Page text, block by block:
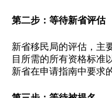
第二步：等待新省评估
新省移民局的评估，主
目所需的所有资格标准
新省在申请指南中要求